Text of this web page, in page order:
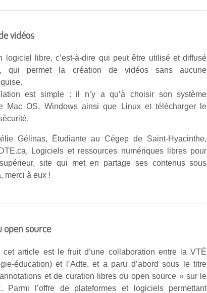
vidéos
logiciel libre, c’est-à-dire qui peut être utilisé et diffusé
qui permet la création de vidéos sans aucune
est simple : il n’y a qu’à choisir son système
Mac OS, Windows ainsi que Linux et télécharger le
Gélinas, Étudiante au Cégep de Saint-Hyacinthe,
Logiciels et ressources numériques libres pour
supérieur, site qui met en partage ses contenus sous
merci à eux !
open source
cet article est le fruit d’une collaboration entre la VTÉ
éducation) et l’Adte, et a paru d’abord sous le titre
et de curation libres ou open source » sur le
l’offre de plateformes et logiciels permettant